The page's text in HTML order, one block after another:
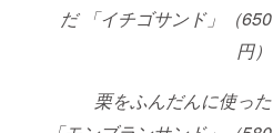
だ 「イチゴサンド」（650
円）
栗をふんだんに使った